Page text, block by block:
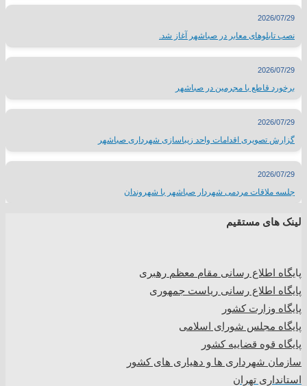
2026/07/29
نصب تابلوهای معابر در صباشهر آغاز شد.
2026/07/29
برخورد قاطع با مجرمین در صباشهر
2026/07/29
گزارش تصویری اقدامات واحد زیباسازی شهرداری صباشهر
2026/07/29
جلسه ملاقات مردمی شهردار صباشهر با شهروندان
لینک های مستقیم
پایگاه اطلاع رسانی مقام معظم رهبری
پایگاه اطلاع رسانی ریاست جمهوری
پایگاه وزارت کشور
پایگاه مجلس شورای اسلامی
پایگاه قوه قضاییه کشور
سازمان شهرداری ها و دهیاری های کشور
استانداری تهران